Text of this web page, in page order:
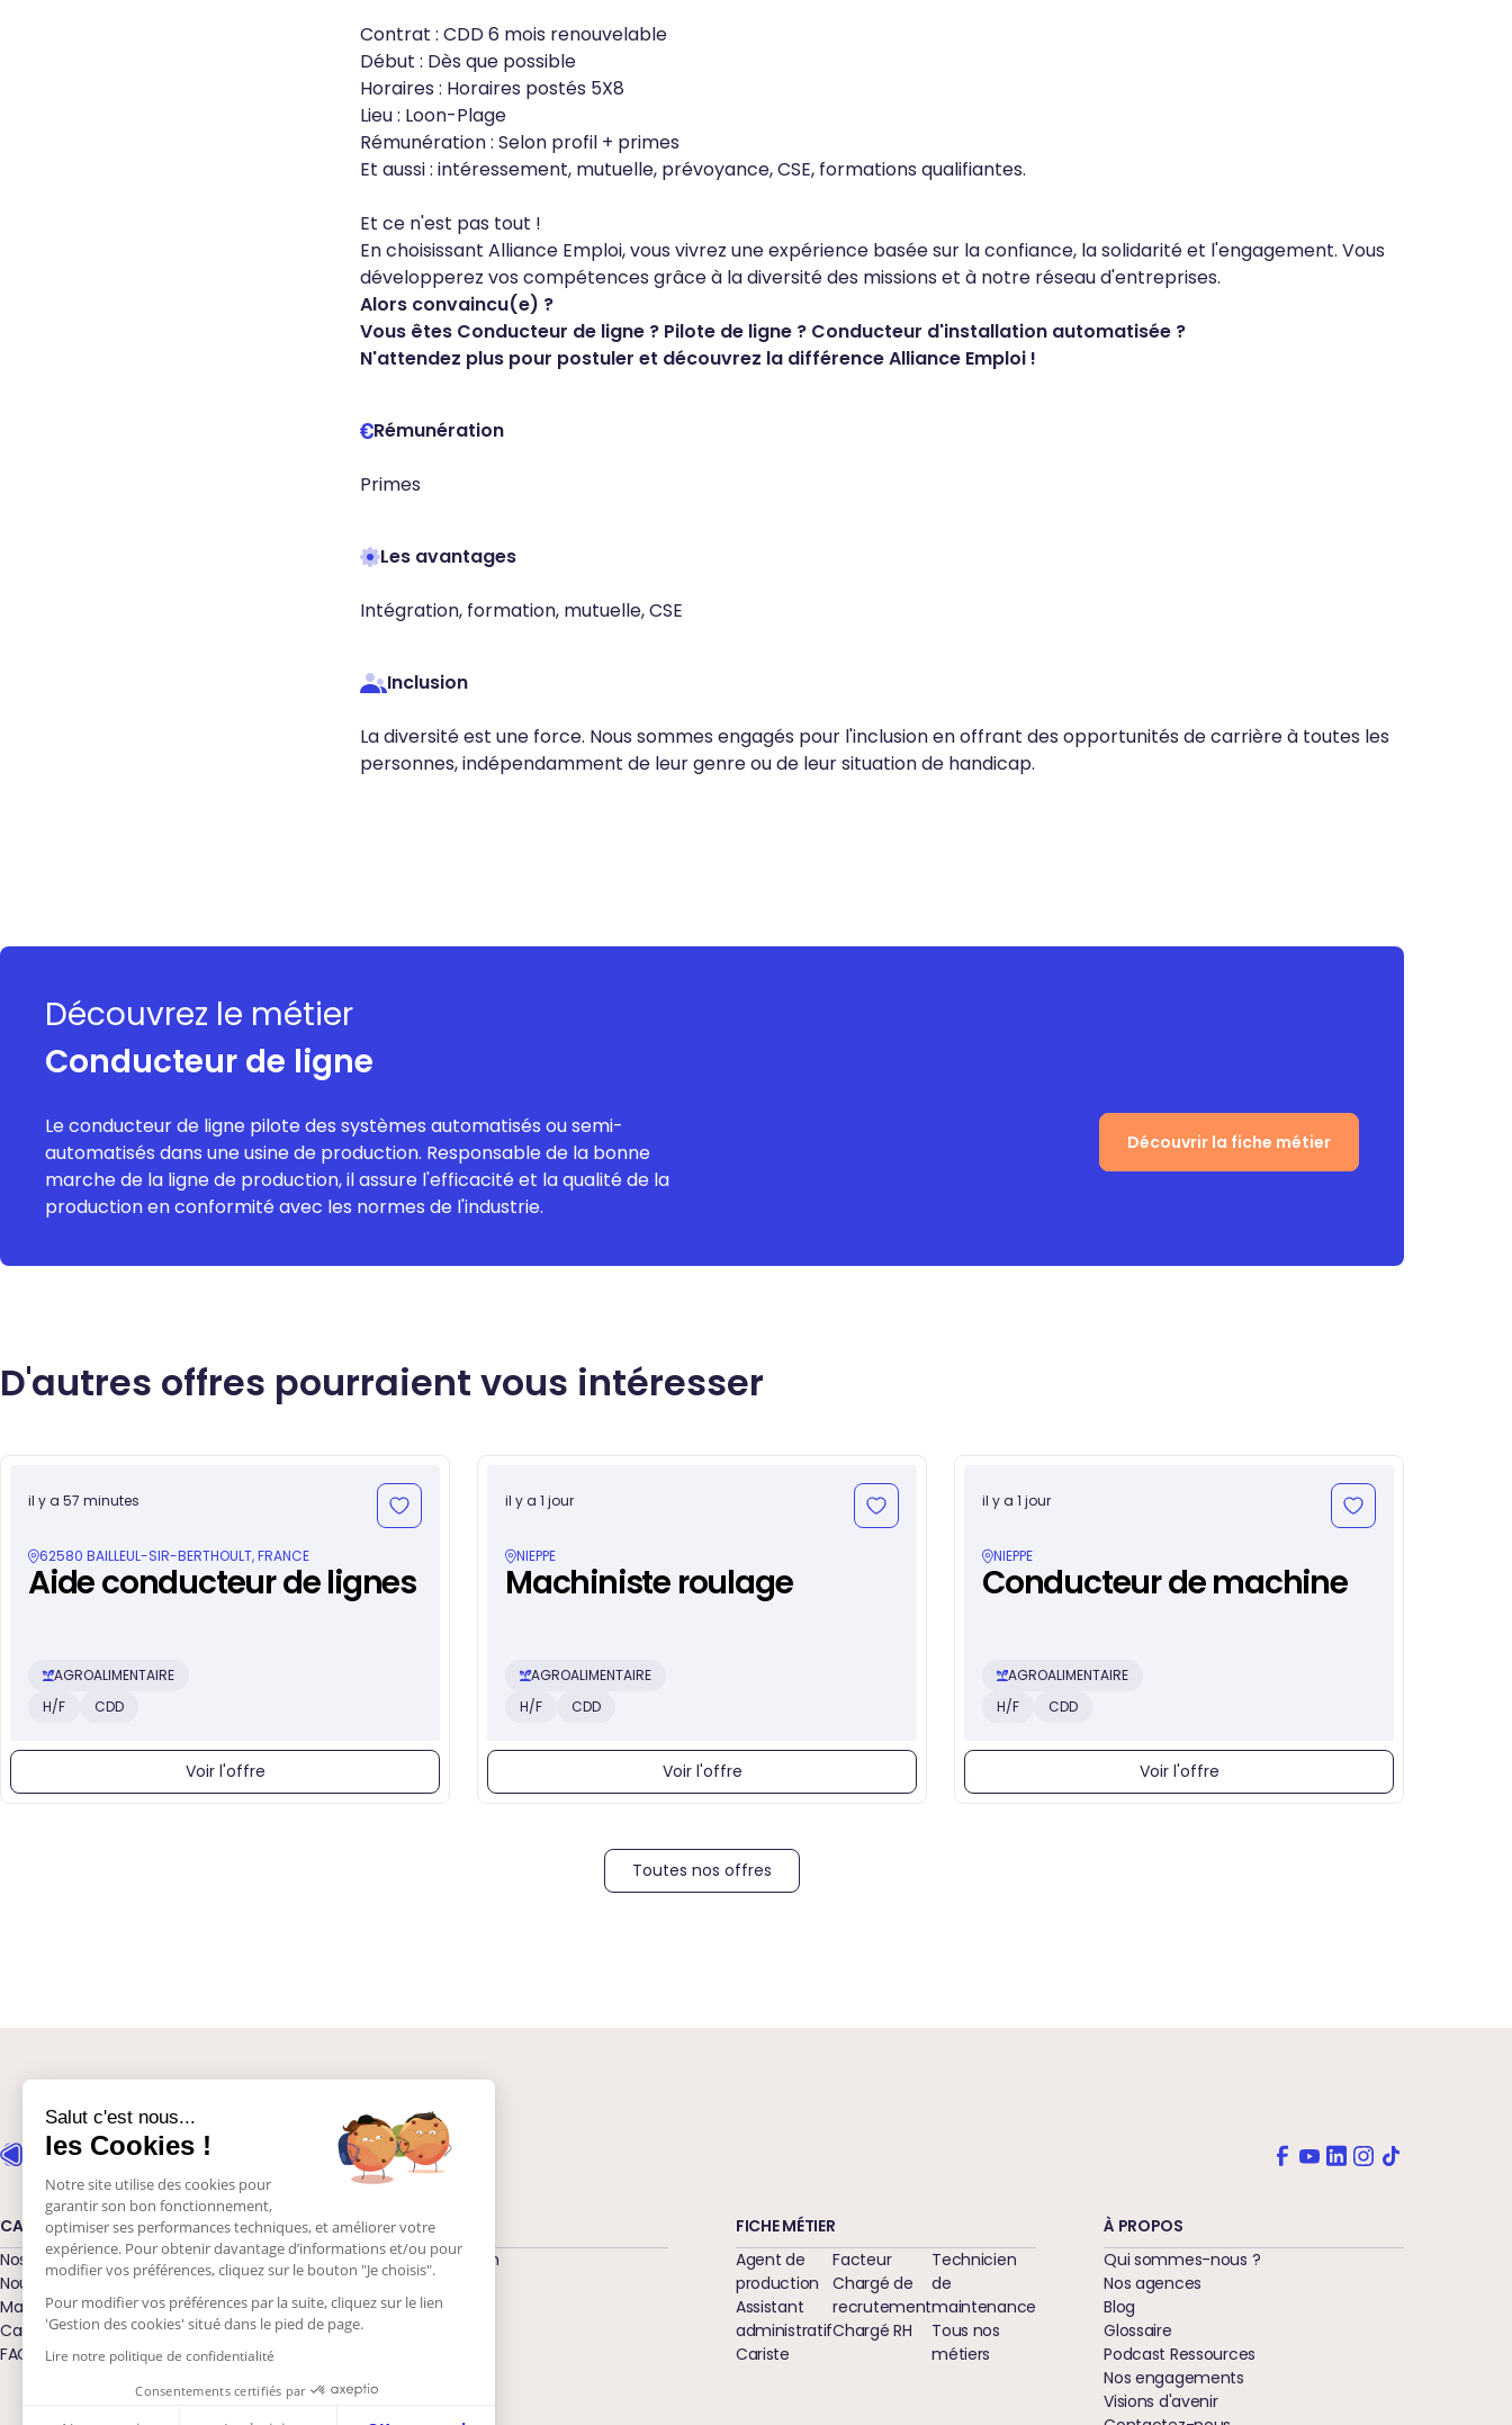
Salut c'est nous...
les Cookies !
Notre site utilise des cookies pour
garantir son bon fonctionnement,
optimiser ses performances techniques, et améliorer votre
expérience. Pour obtenir davantage d’informations et/ou pour
modifier vos préférences, cliquez sur le bouton "Je choisis".
Pour modifier vos préférences par la suite, cliquez sur le lien
'Gestion des cookies' situé dans le pied de page.
Lire notre politique de confidentialité
Consentements certifiés par
Contrat : CDD 6 mois renouvelable
Début : Dès que possible
Horaires : Horaires postés 5X8
Lieu : Loon-Plage
Rémunération : Selon profil + primes
Et aussi : intéressement, mutuelle, prévoyance, CSE, formations qualifiantes.
Et ce n'est pas tout !
En choisissant Alliance Emploi, vous vivrez une expérience basée sur la confiance, la solidarité et l'engagement. Vous
développerez vos compétences grâce à la diversité des missions et à notre réseau d'entreprises.
Alors convaincu(e) ?
Vous êtes Conducteur de ligne ? Pilote de ligne ? Conducteur d'installation automatisée ?
N'attendez plus pour postuler et découvrez la différence Alliance Emploi !
Rémunération
Primes
Les avantages
Intégration, formation, mutuelle, CSE
Inclusion
La diversité est une force. Nous sommes engagés pour l'inclusion en offrant des opportunités de carrière à toutes les
personnes, indépendamment de leur genre ou de leur situation de handicap.
Découvrez le métier
Conducteur de ligne
Le conducteur de ligne pilote des systèmes automatisés ou semi-
automatisés dans une usine de production. Responsable de la bonne
marche de la ligne de production, il assure l'efficacité et la qualité de la
production en conformité avec les normes de l'industrie.
Découvrir la fiche métier
D'autres offres pourraient vous intéresser
il y a 57 minutes
62580 BAILLEUL-SIR-BERTHOULT, FRANCE
Aide conducteur de lignes
AGROALIMENTAIRE
H/F
CDD
Voir l'offre
il y a 1 jour
NIEPPE
Machiniste roulage
AGROALIMENTAIRE
H/F
CDD
Voir l'offre
il y a 1 jour
NIEPPE
Conducteur de machine
AGROALIMENTAIRE
H/F
CDD
Voir l'offre
Toutes nos offres
CANDIDAT
Nos offres d'emploi
Nous rejoindre
Matcher mon CV
Candidature spontanée
FAQ Candidat
ENTREPRISE
Mise à disposition
Alternance
Ecoles métiers
FICHE MÉTIER
Agent de
production
Assistant
administratif
Cariste
Facteur
Chargé de
recrutement
Chargé RH
Technicien
de
maintenance
Tous nos
métiers
À PROPOS
Qui sommes-nous ?
Nos agences
Blog
Glossaire
Podcast Ressources
Nos engagements
Visions d'avenir